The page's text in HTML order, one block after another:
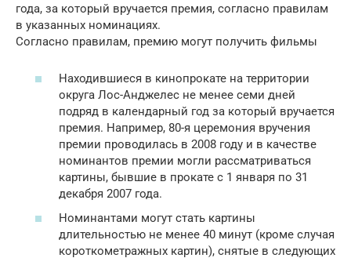
года, за который вручается премия, согласно правилам
в указанных номинациях.
Согласно правилам, премию могут получить фильмы
Находившиеся в кинопрокате на территории
округа Лос-Анджелес не менее семи дней
подряд в календарный год за который вручается
премия. Например, 80-я церемония вручения
премии проводилась в 2008 году и в качестве
номинантов премии могли рассматриваться
картины, бывшие в прокате с 1 января по 31
декабря 2007 года.
Номинантами могут стать картины
длительностью не менее 40 минут (кроме случая
короткометражных картин), снятые в следующих